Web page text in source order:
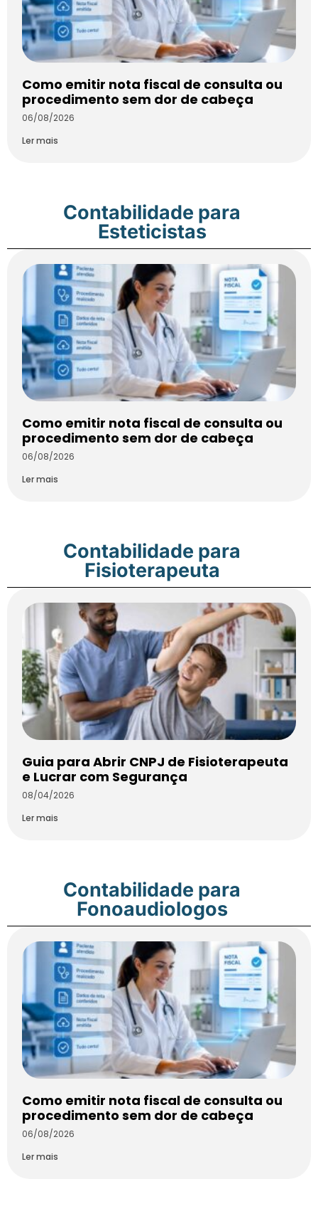
Como emitir nota fiscal de consulta ou
procedimento sem dor de cabeça
06/08/2026
Ler mais
Contabilidade para
Esteticistas
Como emitir nota fiscal de consulta ou
procedimento sem dor de cabeça
06/08/2026
Ler mais
Contabilidade para
Fisioterapeuta
Guia para Abrir CNPJ de Fisioterapeuta
e Lucrar com Segurança
08/04/2026
Ler mais
Contabilidade para
Fonoaudiologos
Como emitir nota fiscal de consulta ou
procedimento sem dor de cabeça
06/08/2026
Ler mais